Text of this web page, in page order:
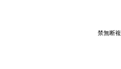
禁無断